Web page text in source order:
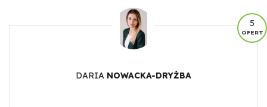
5
OFERT
DARIA NOWACKA-DRYŻBA